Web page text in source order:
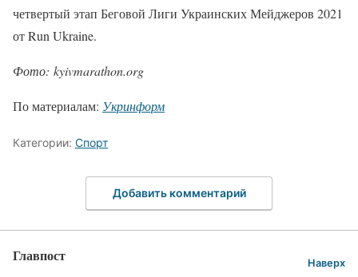
четвертый этап Беговой Лиги Украинских Мейджеров 2021
от Run Ukraine.
Фото: kyivmarathon.org
По материалам: Укринформ
Категории: Спорт
Добавить комментарий
Главпост Наверх